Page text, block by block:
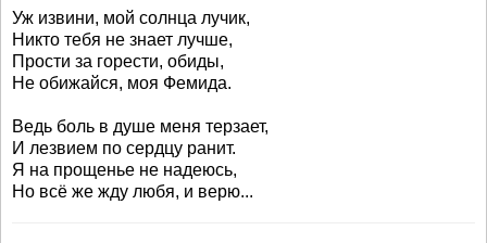
Уж извини, мой солнца лучик,
Никто тебя не знает лучше,
Прости за горести, обиды,
Не обижайся, моя Фемида.
Ведь боль в душе меня терзает,
И лезвием по сердцу ранит.
Я на прощенье не надеюсь,
Но всё же жду любя, и верю...